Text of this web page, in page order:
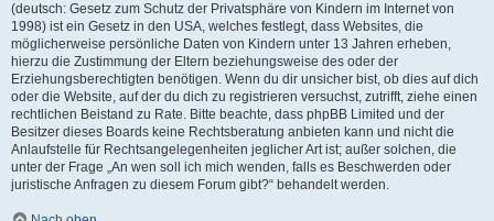
(deutsch: Gesetz zum Schutz der Privatsphäre von Kindern im Internet von
1998) ist ein Gesetz in den USA, welches festlegt, dass Websites, die
möglicherweise persönliche Daten von Kindern unter 13 Jahren erheben,
hierzu die Zustimmung der Eltern beziehungsweise des oder der
Erziehungsberechtigten benötigen. Wenn du dir unsicher bist, ob dies auf dich
oder die Website, auf der du dich zu registrieren versuchst, zutrifft, ziehe einen
rechtlichen Beistand zu Rate. Bitte beachte, dass phpBB Limited und der
Besitzer dieses Boards keine Rechtsberatung anbieten kann und nicht die
Anlaufstelle für Rechtsangelegenheiten jeglicher Art ist; außer solchen, die
unter der Frage „An wen soll ich mich wenden, falls es Beschwerden oder
juristische Anfragen zu diesem Forum gibt?“ behandelt werden.